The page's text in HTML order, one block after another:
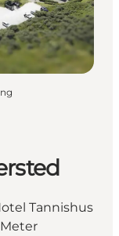
Tannishus